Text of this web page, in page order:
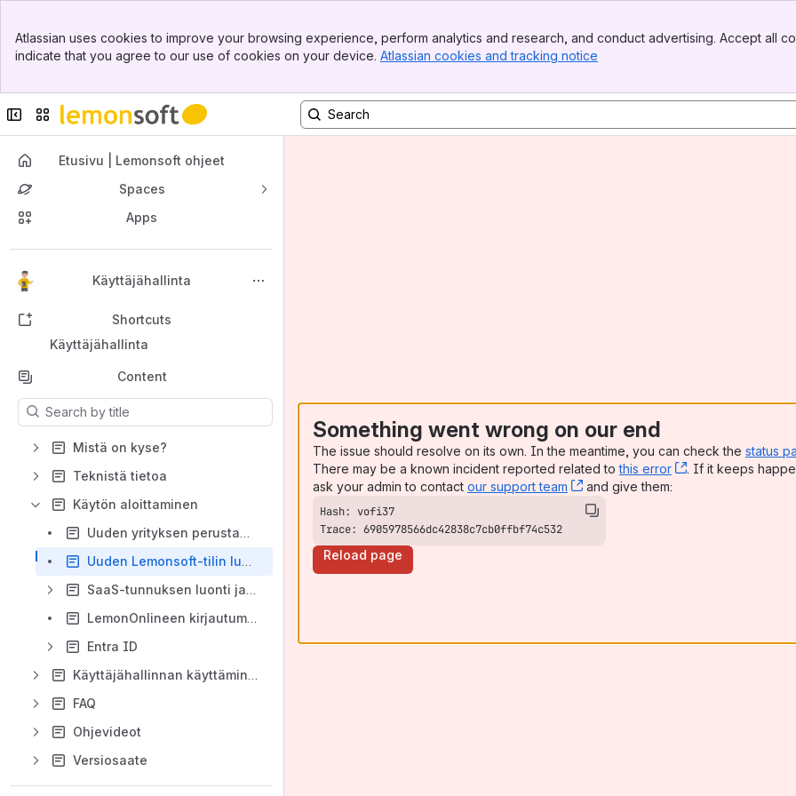
Top Bar
Sidebar
Atlassian uses cookies to improve your browsing experience, perform analytics and research, and conduct advertising. Accept all
indicate that you agree to our use of cookies on your device. Atlassian cookies and tracking notice
Collapse sidebar
Switch sites or apps
Etusivu | Lemonsoft ohjeet
Spaces
Apps
Käyttäjähallinta
Back to top
Shortcuts
Käyttäjähallinta
Content
Results will update as you type.
Mistä on kyse?
Teknistä tietoa
Käytön aloittaminen
Uuden yrityksen perustaminen
Uuden Lemonsoft-tilin luonti
SaaS-tunnuksen luonti ja kirjautuminen
LemonOnlineen kirjautuminen
Entra ID
Käyttäjähallinnan käyttäminen
FAQ
Ohjevideot
Versiosaate
Something went wrong on our end
The issue should resolve on its own. In the meantime, you can check the status
There may be a known incident reported related tothis error , (opens new
. If it keeps
ask your admin to contact our support team , (opens new window)
and give them:
Trace: 6905978566dc42838c7cb0ffbf74c532
Reload page